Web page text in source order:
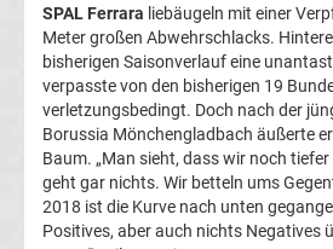
Fußball
EM
Frauenfußball
Amateurfußball
SPAL Ferrara liebäugeln mit einer
Meter großen Abwehrschlacks.
bisherigen Saisonverlauf eine
verpasste von den bisherigen 19
verletzungsbedingt. Doch nach der
Borussia Mönchengladbach äußerte
Baum. „Man sieht, dass wir noch
geht gar nichts. Wir betteln ums
2018 ist die Kurve nach unten
Positives, aber auch nichts Negatives